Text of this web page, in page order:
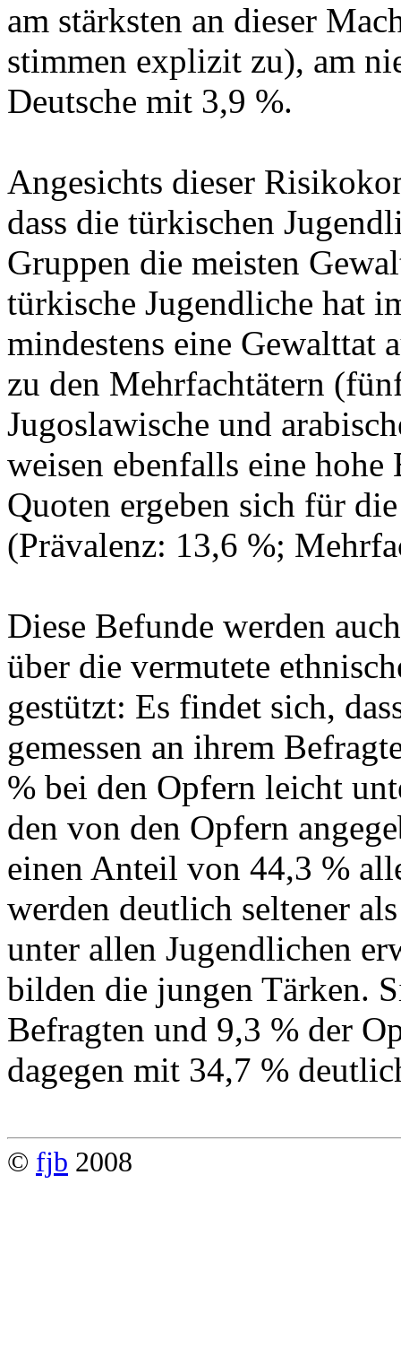
am stärksten an dieser
stimmen explizit zu), am
Deutsche mit 3,9 %.
Angesichts dieser
dass die türkischen
Gruppen die meisten
türkische Jugendliche hat
mindestens eine Gewalttat
zu den Mehrfachtätern
Jugoslawische und
weisen ebenfalls eine
Quoten ergeben sich für
(Prävalenz: 13,6 %;
Diese Befunde werden
über die vermutete
gestützt: Es findet sich,
gemessen an ihrem
% bei den Opfern leicht
den von den Opfern
einen Anteil von 44,3 %
werden deutlich seltener
unter allen Jugendlichen
bilden die jungen Tärken.
Befragten und 9,3 % der
dagegen mit 34,7 %
© fjb 2008